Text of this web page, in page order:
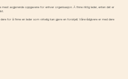
avgjørende oppgavene for enhver organisasjon. Å finne riktig leder, enten det er
for å finne en leder som virkelig kan gjøre en forskjell. Våre rådgivere er med dere